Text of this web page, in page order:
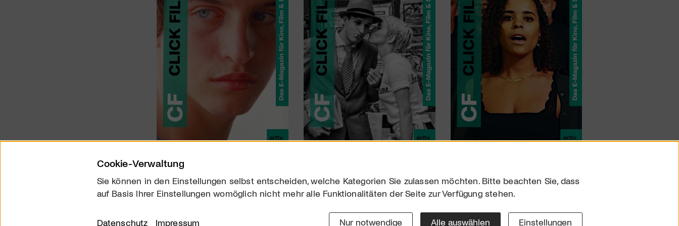
Über uns
Downloads
Impressum
Cookie-Verwaltung
Sie können in den Einstellungen selbst entscheiden, welche Kategorien Sie zulassen möchten. Bitte beachten Sie, dass
auf Basis Ihrer Einstellungen womöglich nicht mehr alle Funktionalitäten der Seite zur Verfügung stehen.
Datenschutz Impressum Nur notwendige Alle auswählen Einstellungen